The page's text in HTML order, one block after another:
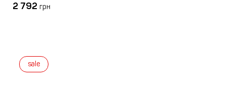
2 792 грн
sale